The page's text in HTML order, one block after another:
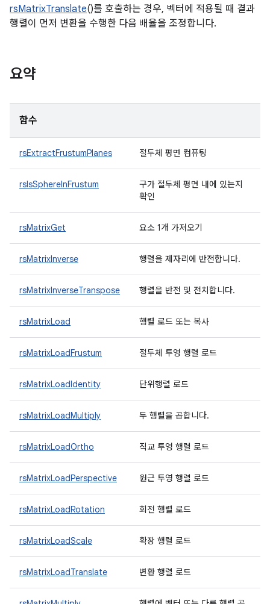
rsMatrixTranslate()를 호출하는 경우, 벡터에 적용될 때 결과
행렬이 먼저 변환을 수행한 다음 배율을 조정합니다.
요약
함수
rsExtractFrustumPlanes 절두체 평면 컴퓨팅
rsIsSphereInFrustum
구가 절두체 평면 내에 있는지
확인
rsMatrixGet 요소 1개 가져오기
rsMatrixInverse 행렬을 제자리에 반전합니다.
rsMatrixInverseTranspose 행렬을 반전 및 전치합니다.
rsMatrixLoad 행렬 로드 또는 복사
rsMatrixLoadFrustum 절두체 투영 행렬 로드
rsMatrixLoadIdentity 단위행렬 로드
rsMatrixLoadMultiply 두 행렬을 곱합니다.
rsMatrixLoadOrtho 직교 투영 행렬 로드
rsMatrixLoadPerspective 원근 투영 행렬 로드
rsMatrixLoadRotation 회전 행렬 로드
rsMatrixLoadScale 확장 행렬 로드
rsMatrixLoadTranslate 변환 행렬 로드